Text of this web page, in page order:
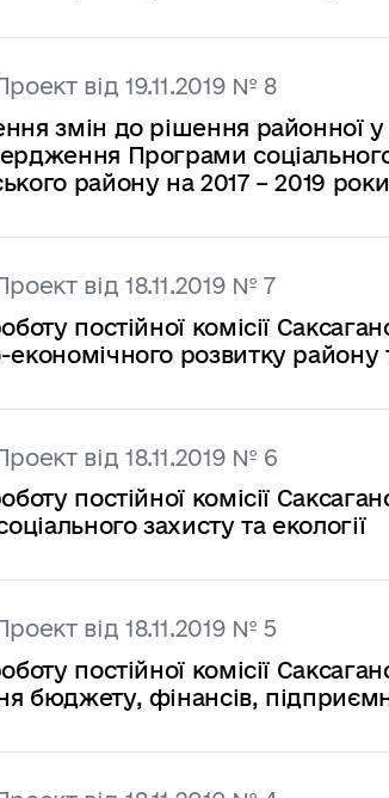
від 19.11.2019 № 8
змін до рішення районної
Програми
району на 2017 – 2019
від 18.11.2019 № 7
постійної комісії
економічного розвитку
від 18.11.2019 № 6
постійної комісії
захисту та екології
від 18.11.2019 № 5
постійної комісії
бюджету, фінансів,